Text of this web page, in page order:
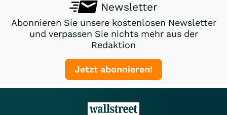
Newsletter
Abonnieren Sie unsere kostenlosen Newsletter
und verpassen Sie nichts mehr aus der
Redaktion
Jetzt abonnieren!